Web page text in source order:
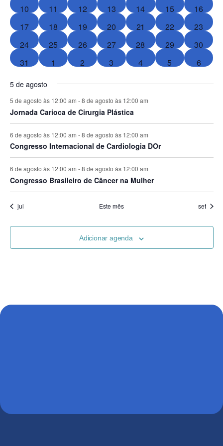
de
0
eventos
10
1
evento
11
2
eventos
12
3
eventos
13
5
eventos
14
6
eventos
15
1
evento
16
0
eventos
17
0
eventos
18
0
eventos
19
0
eventos
20
0
eventos
21
0
eventos
22
0
eventos
23
0
eventos
24
0
eventos
25
1
evento
26
3
eventos
27
4
eventos
28
3
eventos
29
0
eventos
30
0
31
0
1
1
2
2
3
2
4
2
5
0
6
5 de agosto
5 de agosto às 12:00 am -8 de agosto às 12:00 am
Jornada Carioca de Cirurgia Plástica
6 de agosto às 12:00 am -8 de agosto às 12:00 am
Congresso Internacional de Cardiologia DOr
6 de agosto às 12:00 am -8 de agosto às 12:00 am
Congresso Brasileiro de Câncer na Mulher
jul Este mês set
Adicionar agenda